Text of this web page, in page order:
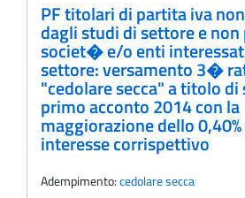
PF titolari di partita iva
dagli studi di settore e
societ� e/o enti
settore: versamento 3�
"cedolare secca" a titolo di
primo acconto 2014 con la
maggiorazione dello
interesse corrispettivo
Adempimento:cedolare secca